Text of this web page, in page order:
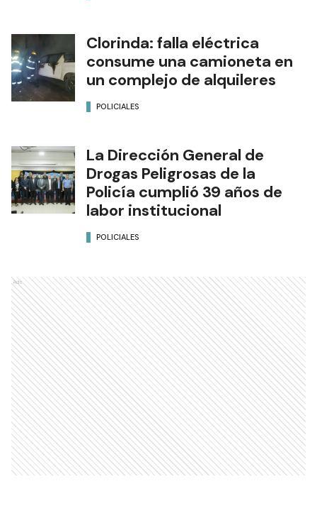
Clorinda: falla eléctrica
consume una camioneta en
un complejo de alquileres
POLICIALES
La Dirección General de
Drogas Peligrosas de la
Policía cumplió 39 años de
labor institucional
POLICIALES
Ads